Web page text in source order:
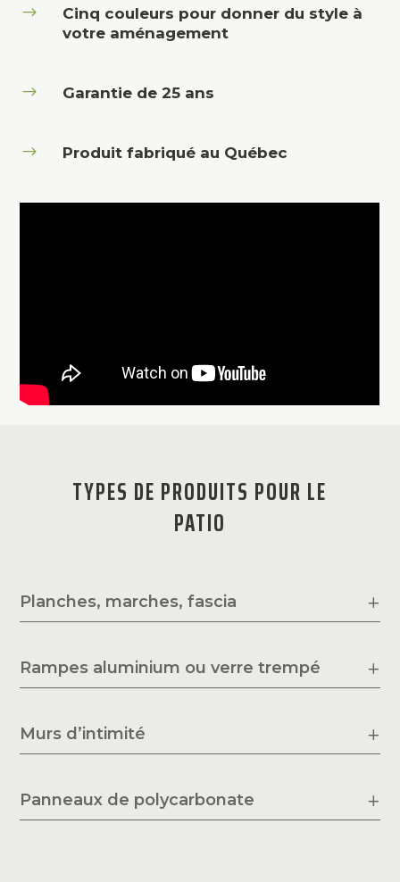
$
Cinq couleurs pour donner du style à
votre aménagement
$ Garantie de 25 ans
$ Produit fabriqué au Québec
TYPES DE PRODUITS POUR LE
PATIO
Planches, marches, fascia
Rampes aluminium ou verre trempé
Murs d’intimité
Panneaux de polycarbonate